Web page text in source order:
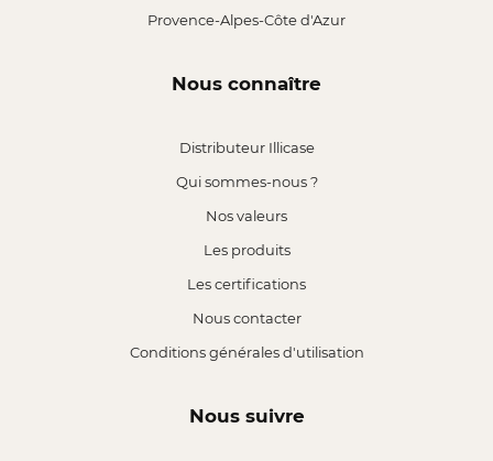
Provence-Alpes-Côte d'Azur
Nous connaître
Distributeur Illicase
Qui sommes-nous ?
Nos valeurs
Les produits
Les certifications
Nous contacter
Conditions générales d'utilisation
Nous suivre